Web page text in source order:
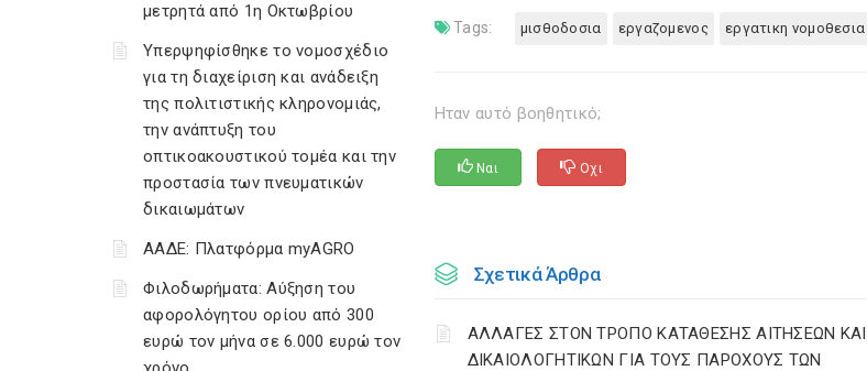
μετρητά από 1η Οκτωβρίου
Υπερψηφίσθηκε το νομοσχέδιο
για τη διαχείριση και ανάδειξη
της πολιτιστικής κληρονομιάς,
την ανάπτυξη του
οπτικοακουστικού τομέα και την
προστασία των πνευματικών
δικαιωμάτων
ΑΑΔΕ: Πλατφόρμα myAGRO
Φιλοδωρήματα: Αύξηση του
αφορολόγητου ορίου από 300
ευρώ τον μήνα σε 6.000 ευρώ τον
Tags: μισθοδοσια εργαζομενος εργατικη νομοθεσια
Ηταν αυτό βοηθητικό;
Ναι Οχι
Σχετικά Άρθρα
ΑΛΛΑΓΕΣ ΣΤΟΝ ΤΡΟΠΟ ΚΑΤΑΘΕΣΗΣ ΑΙΤΗΣΕΩΝ ΚΑΙ
ΔΙΚΑΙΟΛΟΓΗΤΙΚΩΝ ΓΙΑ ΤΟΥΣ ΠΑΡΟΧΟΥΣ ΤΩΝ